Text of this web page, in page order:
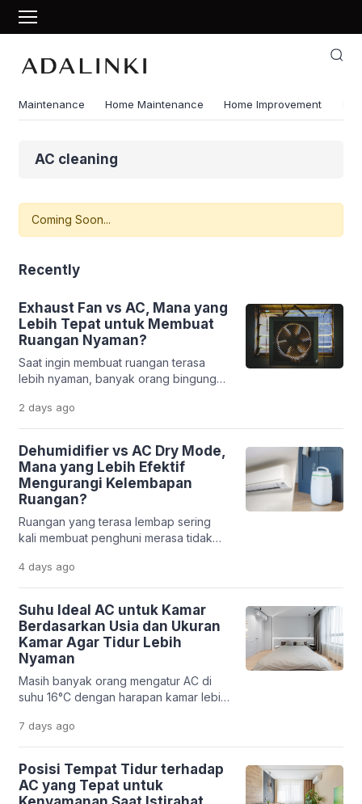
Maintenance Home Maintenance Home Improvement
AC cleaning
Coming Soon...
Recently
Exhaust Fan vs AC, Mana yang
Lebih Tepat untuk Membuat
Ruangan Nyaman?
Saat ingin membuat ruangan terasa
lebih nyaman, banyak orang bingung
atau AC. Keduanya memang sama-
sama berhubungan dengan kualitas
udara di dalam ruangan, tetapi memiliki
fungsi yang sangat berbeda. Sebagian
orang mengira exhaust fan bisa
mendinginkan ruangan seperti AC.
Sebaliknya, ada pula yang
beranggapan AC sudah cukup untuk
menjaga sirkulasi udara […]
2 days ago
Dehumidifier vs AC Dry Mode,
Mana yang Lebih Efektif
Mengurangi Kelembapan
Ruangan?
Ruangan yang terasa lembap sering
kali membuat penghuni merasa tidak
apek lebih mudah muncul, bahkan
jamur dapat tumbuh pada dinding,
furnitur, atau pakaian. Kondisi ini
membuat banyak orang berpikir bahwa
membeli dehumidifier adalah satu-
satunya solusi. Padahal, sebagian
besar AC modern sudah dilengkapi
mode dry yang dirancang untuk
membantu menurunkan kadar […]
4 days ago
Suhu Ideal AC untuk Kamar
Berdasarkan Usia dan Ukuran
Kamar Agar Tidur Lebih
Nyaman
Masih banyak orang mengatur AC di
suhu 16°C dengan harapan kamar lebih
yang terlalu rendah belum tentu
membuat tubuh lebih nyaman. Udara
yang terlalu dingin dapat
menyebabkan tenggorokan terasa
kering, kualitas tidur menurun, hingga
7 days ago
Posisi Tempat Tidur terhadap
AC yang Tepat untuk